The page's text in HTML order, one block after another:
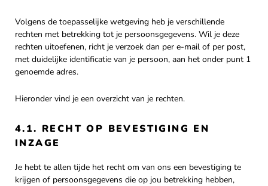
Volgens de toepasselijke wetgeving heb je verschillende
rechten met betrekking tot je persoonsgegevens. Wil je deze
rechten uitoefenen, richt je verzoek dan per e-mail of per post,
met duidelijke identificatie van je persoon, aan het onder punt 1
genoemde adres.
Hieronder vind je een overzicht van je rechten.
4.1. RECHT OP BEVESTIGING EN
INZAGE
Je hebt te allen tijde het recht om van ons een bevestiging te
krijgen of persoonsgegevens die op jou betrekking hebben,